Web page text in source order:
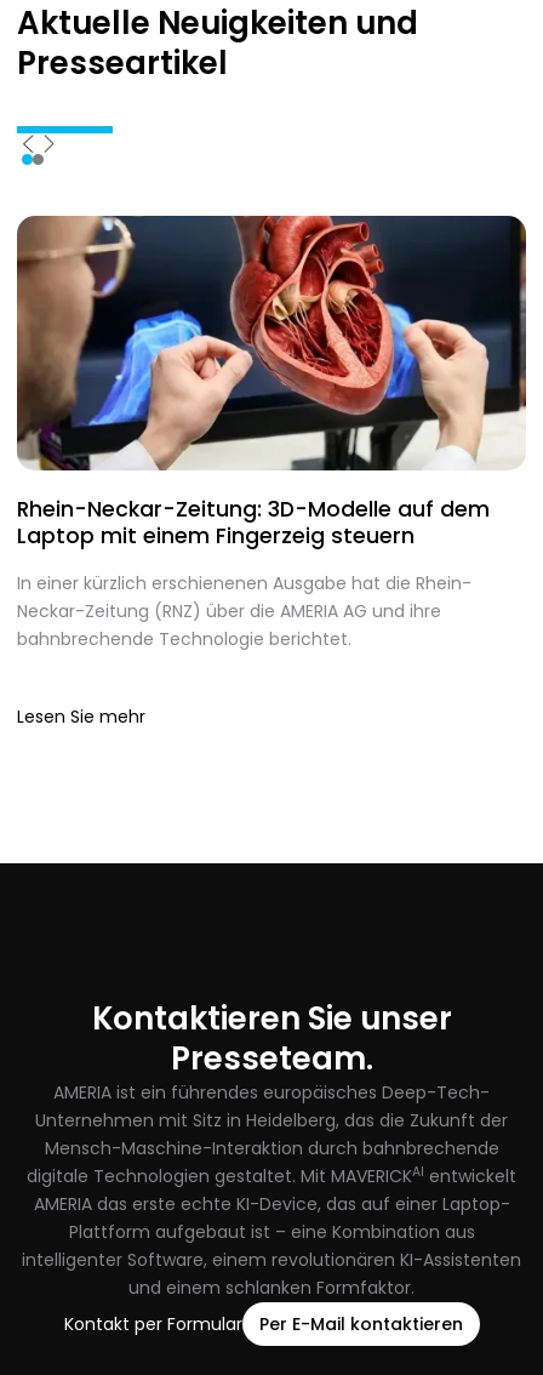
Aktuelle Neuigkeiten und
Presseartikel
Rhein-Neckar-Zeitung: 3D-Modelle auf dem
Laptop mit einem Fingerzeig steuern
In einer kürzlich erschienenen Ausgabe hat die Rhein-
Neckar-Zeitung (RNZ) über die AMERIA AG und ihre
bahnbrechende Technologie berichtet.
Lesen Sie mehr
Kontaktieren Sie unser
Presseteam.
AMERIA ist ein führendes europäisches Deep-Tech-
Unternehmen mit Sitz in Heidelberg, das die Zukunft der
Mensch-Maschine-Interaktion durch bahnbrechende
digitale Technologien gestaltet. Mit MAVERICKAI entwickelt
AMERIA das erste echte KI-Device, das auf einer Laptop-
Plattform aufgebaut ist – eine Kombination aus
intelligenter Software, einem revolutionären KI-Assistenten
und einem schlanken Formfaktor.
Kontakt per Formular
Per E-Mail kontaktieren